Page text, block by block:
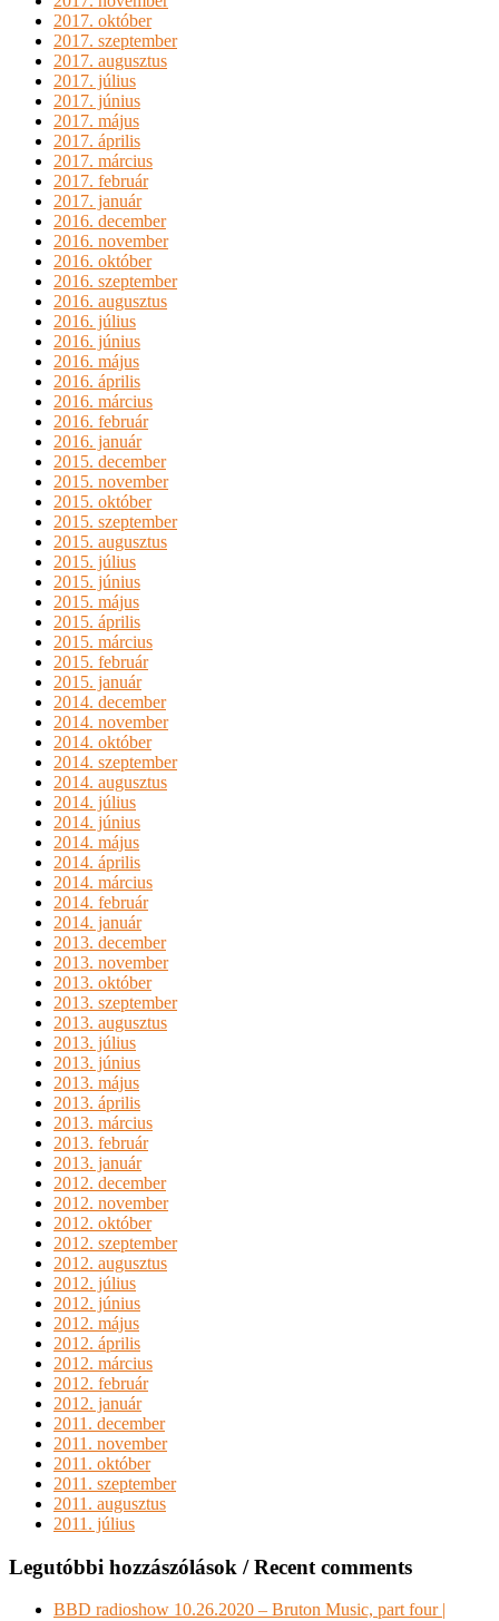
2017. október
2017. szeptember
2017. augusztus
2017. július
2017. június
2017. május
2017. április
2017. március
2017. február
2017. január
2016. december
2016. november
2016. október
2016. szeptember
2016. augusztus
2016. július
2016. június
2016. május
2016. április
2016. március
2016. február
2016. január
2015. december
2015. november
2015. október
2015. szeptember
2015. augusztus
2015. július
2015. június
2015. május
2015. április
2015. március
2015. február
2015. január
2014. december
2014. november
2014. október
2014. szeptember
2014. augusztus
2014. július
2014. június
2014. május
2014. április
2014. március
2014. február
2014. január
2013. december
2013. november
2013. október
2013. szeptember
2013. augusztus
2013. július
2013. június
2013. május
2013. április
2013. március
2013. február
2013. január
2012. december
2012. november
2012. október
2012. szeptember
2012. augusztus
2012. július
2012. június
2012. május
2012. április
2012. március
2012. február
2012. január
2011. december
2011. november
2011. október
2011. szeptember
2011. augusztus
2011. július
Legutóbbi hozzászólások / Recent comments
BBD radioshow 10.26.2020 – Bruton Music, part four |